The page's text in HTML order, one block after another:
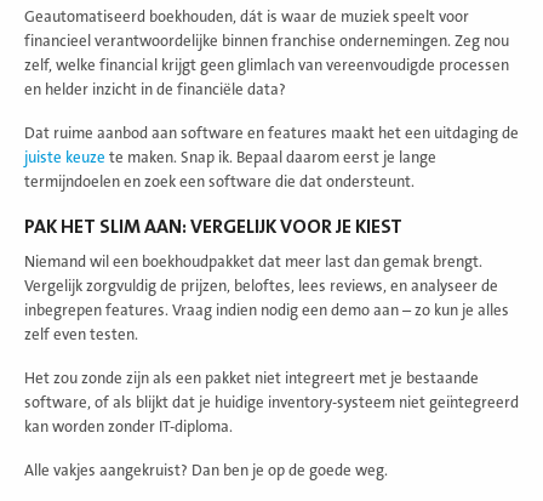
Geautomatiseerd boekhouden, dát is waar de muziek speelt voor
financieel verantwoordelijke binnen franchise ondernemingen. Zeg nou
zelf, welke financial krijgt geen glimlach van vereenvoudigde processen
en helder inzicht in de financiële data?
Dat ruime aanbod aan software en features maakt het een uitdaging de
juiste keuze te maken. Snap ik. Bepaal daarom eerst je lange
termijndoelen en zoek een software die dat ondersteunt.
PAK HET SLIM AAN: VERGELIJK VOOR JE KIEST
Niemand wil een boekhoudpakket dat meer last dan gemak brengt.
Vergelijk zorgvuldig de prijzen, beloftes, lees reviews, en analyseer de
inbegrepen features. Vraag indien nodig een demo aan – zo kun je alles
zelf even testen.
Het zou zonde zijn als een pakket niet integreert met je bestaande
software, of als blijkt dat je huidige inventory-systeem niet geïntegreerd
kan worden zonder IT-diploma.
Alle vakjes aangekruist? Dan ben je op de goede weg.